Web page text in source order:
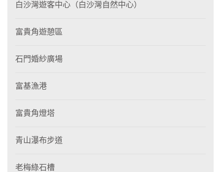
白沙灣遊客中心（白沙灣自然中心）
富貴角遊憩區
石門婚紗廣場
富基漁港
富貴角燈塔
青山瀑布步道
老梅綠石槽